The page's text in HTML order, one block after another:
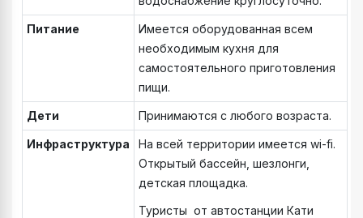
Питание
Имеется оборудованная всем
необходимым кухня для
самостоятельного приготовления
пищи.
Дети Принимаются с любого возраста.
Инфраструктура
На всей территории имеется wi-fi.
Открытый бассейн, шезлонги,
детская площадка.
Туристы от автостанции Кати